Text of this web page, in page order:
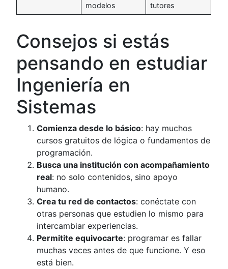
modelos
tutores
Consejos si estás
pensando en estudiar
Ingeniería en
Sistemas
Comienza desde lo básico: hay muchos
cursos gratuitos de lógica o fundamentos de
programación.
Busca una institución con acompañamiento
real: no solo contenidos, sino apoyo
humano.
Crea tu red de contactos: conéctate con
otras personas que estudien lo mismo para
intercambiar experiencias.
Permitite equivocarte: programar es fallar
muchas veces antes de que funcione. Y eso
está bien.